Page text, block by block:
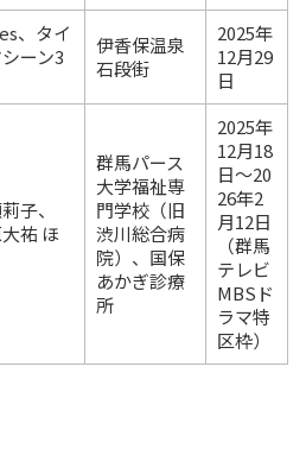
、タイ
ーン3
伊香保温泉
石段街
2025年
12月29
日
子、
祐 ほ
群馬パース
大学福祉専
門学校（旧
渋川総合病
院）、国保
あかぎ診療
所
2025年
12月18
日～20
26年2
月12日
（群馬
テレビ
MBSド
ラマ特
区枠）